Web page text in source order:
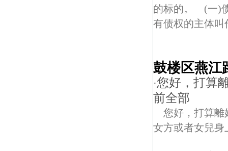
的标的。 (一)
有债权的主体叫
鼓楼区燕江
·您好，打算
前全部
您好，打算離
女方或者女兒身